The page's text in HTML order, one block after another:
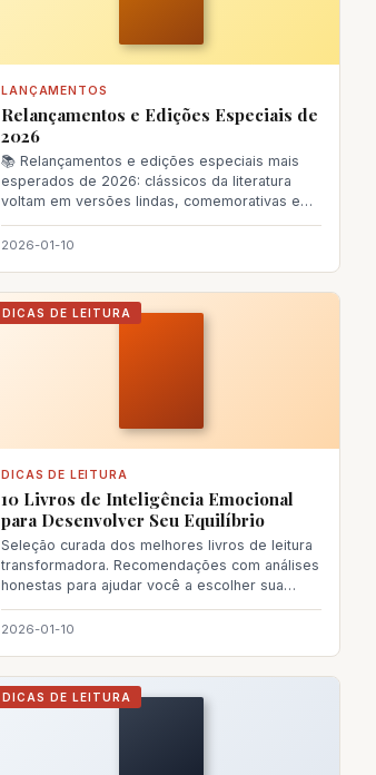
LANÇAMENTOS
Relançamentos e Edições Especiais de
2026
📚 Relançamentos e edições especiais mais
esperados de 2026: clássicos da literatura
voltam em versões lindas, comemorativas e
2026-01-10
DICAS DE LEITURA
DICAS DE LEITURA
10 Livros de Inteligência Emocional
para Desenvolver Seu Equilíbrio
Seleção curada dos melhores livros de leitura
transformadora. Recomendações com análises
honestas para ajudar você a escolher sua
próxima le
2026-01-10
DICAS DE LEITURA